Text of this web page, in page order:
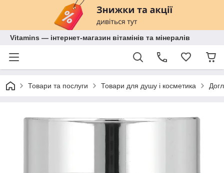
Vitamins — інтернет-магазин вітамінів та мінералів
Товари та послуги Товари для душу і косметика